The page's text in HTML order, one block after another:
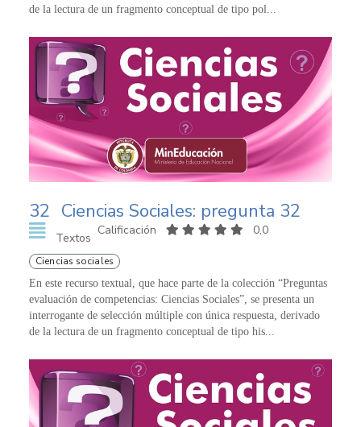
de la lectura de un fragmento conceptual de tipo pol...
32 Ciencias Sociales: pregunta 32
Textos
Calificación 0,0
Ciencias sociales
En este recurso textual, que hace parte de la colección “Preguntas
evaluación de competencias: Ciencias Sociales”, se presenta un
interrogante de selección múltiple con única respuesta, derivado
de la lectura de un fragmento conceptual de tipo his...